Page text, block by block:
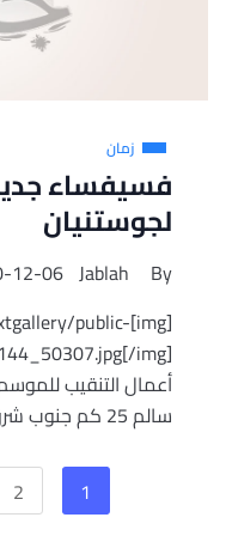
زمان
فسيفساء
لجوستنيان
By
Jablah
12-06
public-
أعمال التنقيب
سالم 25 كم جنوب شرق مدينة جبلة عن كشف
1
2